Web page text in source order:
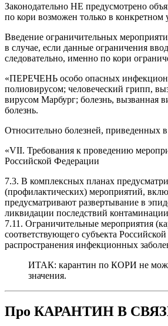
Законодательно НЕ предусмотрено
по кори возможен только в
Введение ограничительных
в случае, если данные ограничения
следовательно, именно по кори
«ПЕРЕЧЕНЬ особо опасных
полиовирусом; человеческий грипп,
вирусом Марбург; болезнь, вызванная
болезнь.
Относительно болезней,
«VII. Требования к проведению
Российской Федерации
7.3. В комплексных планах
(профилактических) мероприятий,
предусматривают развертывание в
ликвидации последствий
7.11. Ограничительные мероприятия
соответствующего субъекта
распространения инфекционных
ИТАК: карантин по КОРИ не
значения.
Про КАРАНТИН В